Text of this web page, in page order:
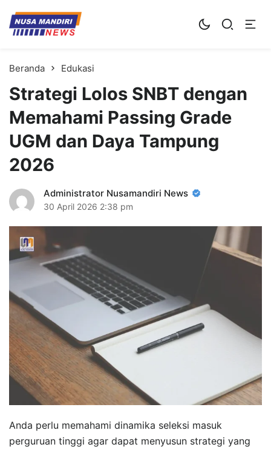
Kampus Digital Bisnis
Universitas Nusa Mandiri
Beranda Edukasi
Strategi Lolos SNBT dengan
Memahami Passing Grade
UGM dan Daya Tampung
2026
Administrator Nusamandiri News
30 April 2026 2:38 pm
Anda perlu memahami dinamika seleksi masuk
perguruan tinggi agar dapat menyusun strategi yang